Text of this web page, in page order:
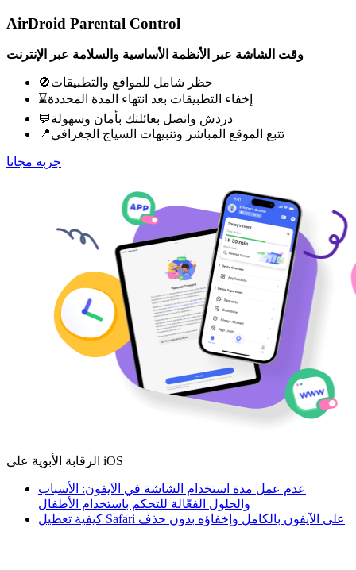
AirDroid Parental Control
وقت الشاشة عبر الأنظمة الأساسية والسلامة عبر الإنترنت
🚫حظر شامل للمواقع والتطبيقات
⌛إخفاء التطبيقات بعد انتهاء المدة المحددة
💬دردش واتصل بعائلتك بأمان وسهولة
📍تتبع الموقع المباشر وتنبيهات السياج الجغرافي
جربه مجانا
الرقابة الأبوية على iOS
عدم عمل مدة استخدام الشاشة في الآيفون: الأسباب
والحلول الفعّالة للتحكم باستخدام الأطفال
كيفية تعطيل Safari على الآيفون بالكامل وإخفاؤه بدون حذف